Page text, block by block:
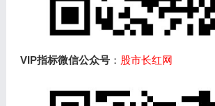
VIP指标微信公众号： 股市长红网